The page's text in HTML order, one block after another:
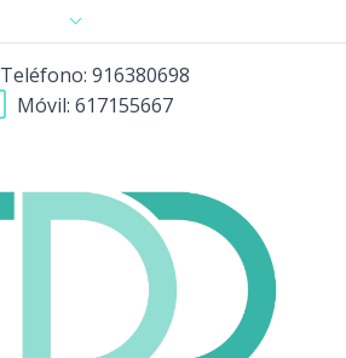
Teléfono: 916380698
Móvil: 617155667